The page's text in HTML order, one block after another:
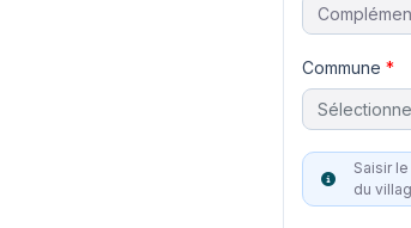
Commune
Saisir le
du